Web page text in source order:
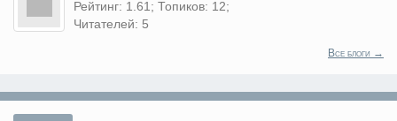
Рейтинг: 1.61; Топиков: 12;
Читателей: 5
Все блоги →